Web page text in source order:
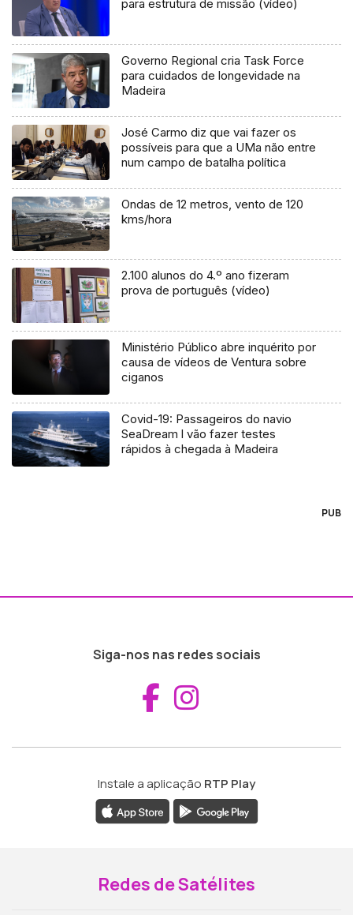
para estrutura de missão (vídeo)
Governo Regional cria Task Force
para cuidados de longevidade na
Madeira
José Carmo diz que vai fazer os
possíveis para que a UMa não entre
num campo de batalha política
Ondas de 12 metros, vento de 120
kms/hora
2.100 alunos do 4.º ano fizeram
prova de português (vídeo)
Ministério Público abre inquérito por
causa de vídeos de Ventura sobre
ciganos
Covid-19: Passageiros do navio
SeaDream l vão fazer testes
rápidos à chegada à Madeira
PUB
Siga-nos nas redes sociais
Aceder ao
Instale a aplicação RTP Play
Redes de Satélites